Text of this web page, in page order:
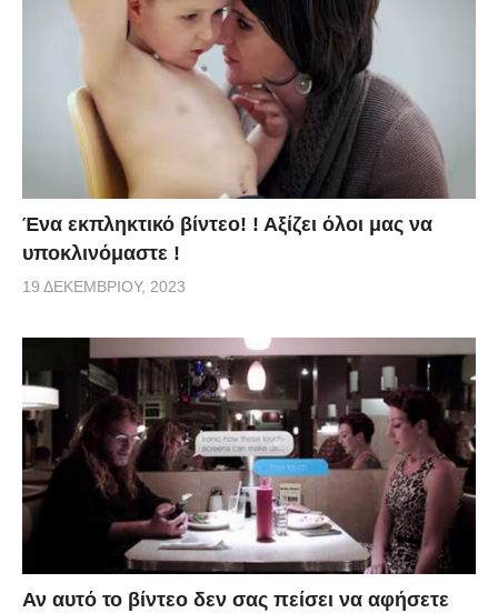
Ένα εκπληκτικό βίντεο! ! Αξίζει όλοι μας να
υποκλινόμαστε !
19 ΔΕΚΕΜΒΡΊΟΥ, 2023
Αν αυτό το βίντεο δεν σας πείσει να αφήσετε